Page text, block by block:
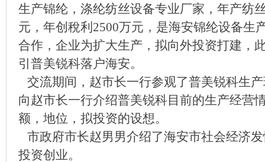
生产锦纶，涤纶纺丝设备专业厂家，年产纺
元，年创稅利2500万元，是海安锦纶设备生
合作，企业为扩大生产，拟向外投资打建，
引普美锐科落户海安。
交流期间，赵市长一行参观了普美锐科生
向赵市长一行介绍普美锐科目前的生产经营
额，地位，拟投资的设想。
市政府市长赵男男介绍了海安市社会经济
投资创业。